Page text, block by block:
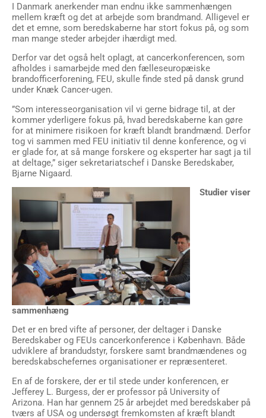
I Danmark anerkender man endnu ikke sammenhængen
mellem kræft og det at arbejde som brandmand. Alligevel er
det et emne, som beredskaberne har stort fokus på, og som
man mange steder arbejder ihærdigt med.
Derfor var det også helt oplagt, at cancerkonferencen, som
afholdes i samarbejde med den fælleseuropæiske
brandofficerforening, FEU, skulle finde sted på dansk grund
under Knæk Cancer-ugen.
”Som interesseorganisation vil vi gerne bidrage til, at der
kommer yderligere fokus på, hvad beredskaberne kan gøre
for at minimere risikoen for kræft blandt brandmænd. Derfor
tog vi sammen med FEU initiativ til denne konference, og vi
er glade for, at så mange forskere og eksperter har sagt ja til
at deltage,” siger sekretariatschef i Danske Beredskaber,
Bjarne Nigaard.
Studier viser
sammenhæng
Det er en bred vifte af personer, der deltager i Danske
Beredskaber og FEUs cancerkonference i København. Både
udviklere af brandudstyr, forskere samt brandmændenes og
beredskabschefernes organisationer er repræsenteret.
En af de forskere, der er til stede under konferencen, er
Jefferey L. Burgess, der er professor på University of
Arizona. Han har gennem 25 år arbejdet med beredskaber på
tværs af USA og undersøgt fremkomsten af kræft blandt